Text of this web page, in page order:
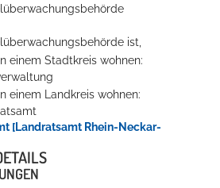
ist,
einem Stadtkreis wohnen:
einem Landkreis wohnen:
[Landratsamt Rhein-Neckar-